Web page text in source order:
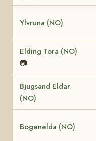
Ylvruna (NO)
Elding Tora (NO)
📷
Bjugsand Eldar
(NO)
Bogenelda (NO)